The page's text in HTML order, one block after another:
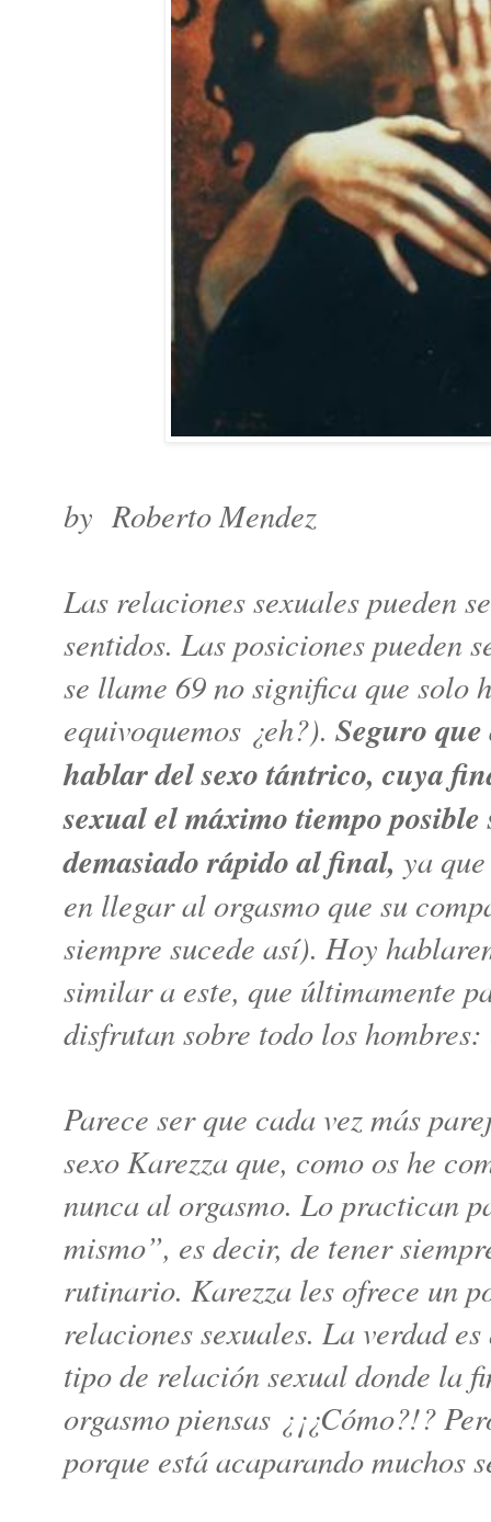
by Roberto Mendez
Las relaciones sexuales pueden
sentidos. Las posiciones pueden
se llame 69 no significa que solo
equivoquemos ¿eh?). Seguro
hablar del sexo tántrico, cuya
sexual el máximo tiempo
demasiado rápido al final, ya
en llegar al orgasmo que su
siempre sucede así). Hoy
similar a este, que últimamente
disfrutan sobre todo los
Parece ser que cada vez más
sexo Karezza que, como os he
nunca al orgasmo. Lo practican
mismo”, es decir, de tener
rutinario. Karezza les ofrece un
relaciones sexuales. La verdad
tipo de relación sexual donde la
orgasmo piensas ¿¡¿Cómo?!?
porque está acaparando muchos